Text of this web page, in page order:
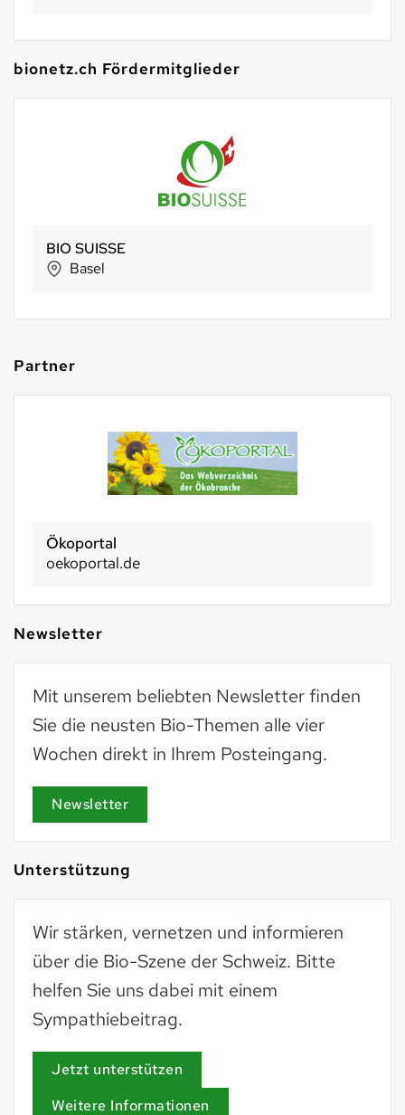
bionetz.ch Fördermitglieder
Bio Partner Schweiz AG
Seon
Partner
Ökoportal
oekoportal.de
Newsletter
Mit unserem beliebten Newsletter finden
Sie die neusten Bio-Themen alle vier
Wochen direkt in Ihrem Posteingang.
Newsletter
Unterstützung
Wir stärken, vernetzen und informieren
über die Bio-Szene der Schweiz. Bitte
helfen Sie uns dabei mit einem
Sympathiebeitrag.
Jetzt unterstützen
Weitere Informationen